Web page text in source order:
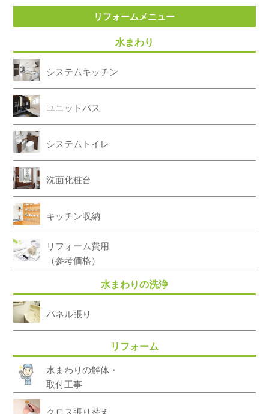
リフォームメニュー
水まわり
システムキッチン
ユニットバス
システムトイレ
洗面化粧台
キッチン収納
リフォーム費用
（参考価格）
水まわりの洗浄
パネル張り
リフォーム
水まわりの解体・
取付工事